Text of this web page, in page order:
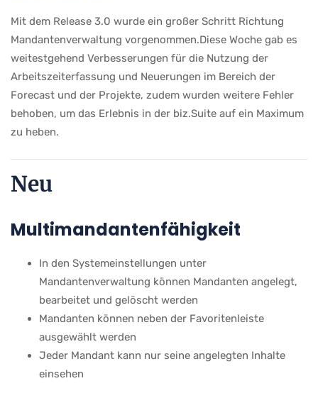
Mit dem Release 3.0 wurde ein großer Schritt Richtung
Mandantenverwaltung vorgenommen.Diese Woche gab es
weitestgehend Verbesserungen für die Nutzung der
Arbeitszeiterfassung und Neuerungen im Bereich der
Forecast und der Projekte, zudem wurden weitere Fehler
behoben, um das Erlebnis in der biz.Suite auf ein Maximum
zu heben.
Neu
Multimandantenfähigkeit
In den Systemeinstellungen unter
Mandantenverwaltung können Mandanten angelegt,
bearbeitet und gelöscht werden
Mandanten können neben der Favoritenleiste
ausgewählt werden
Jeder Mandant kann nur seine angelegten Inhalte
einsehen